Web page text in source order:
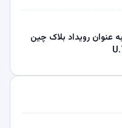
عنوان رویداد بلاک چین